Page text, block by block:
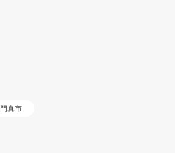
門真市